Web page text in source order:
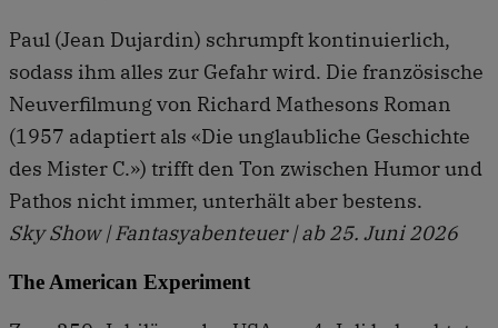
Paul (Jean Dujardin) schrumpft ­kontinuierlich,
sodass ihm alles zur Gefahr wird. Die französische
Neuverfilmung von Richard Mathesons Roman
(1957 adaptiert als «Die unglaubliche Geschichte
des Mister C.») trifft den Ton zwischen Humor und
Pathos nicht immer, unterhält aber bestens.
Sky Show | Fantasyabenteuer | ab 25. Juni 2026
The American Experiment